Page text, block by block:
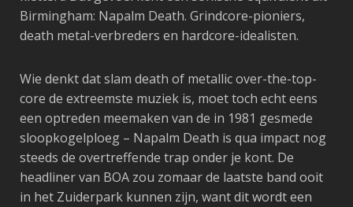
Birmingham: Napalm Death. Grindcore-pioniers,
death metal-verbreders en hardcore-idealisten.
Wie denkt dat slam death of metallic over-the-top-
core de extreemste muziek is, moet toch echt eens
een optreden meemaken van de in 1981 gesmede
sloopkogelploeg – Napalm Death is qua impact nog
steeds de overtreffende trap onder je kont. De
headliner van BOA zou zomaar de laatste band ooit
in het Zuiderpark kunnen zijn, want dit wordt een